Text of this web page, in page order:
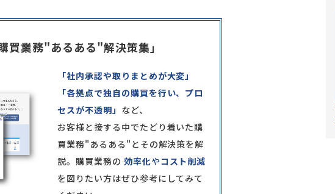
買業務"あるある"解決策集」
「社内承認や取りまとめが大変」
「各拠点で独自の購買を行い、プロ
セスが不透明」 など、
お客様と接する中でたどり着いた購
買業務"あるある"とその解決策を解
説。購買業務の 効率化やコスト削減
を図りたい方はぜひ参考にしてみて